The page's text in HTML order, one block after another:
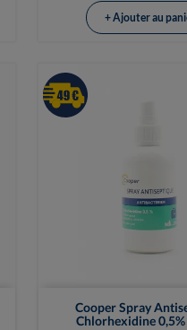
+ Ajouter au
Cooper Spray
Chlorhexidine
Vue